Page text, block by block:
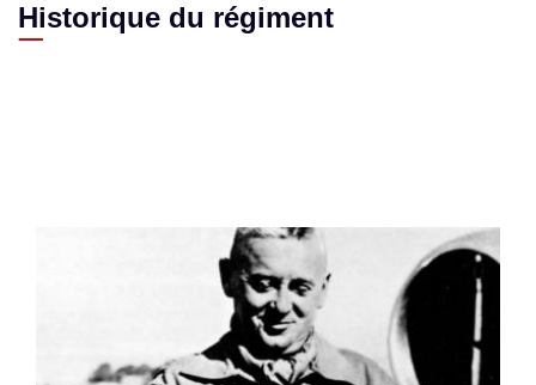
Historique du régiment